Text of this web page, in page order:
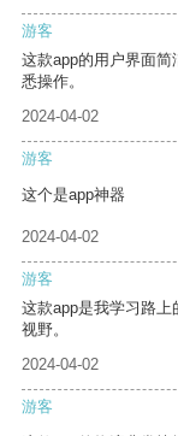
游客
这款app的用户界面
悉操作。
2024-04-02
游客
这个是app神器
2024-04-02
游客
这款app是我学习路
视野。
2024-04-02
游客